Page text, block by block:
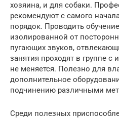
хозяина, и для собаки.
рекомендуют с самого
порядок. Проводить
изолированной от
пугающих звуков,
занятия проходят в группе с
не меняется. Полезно для
дополнительное
подчинению различными
Среди полезных